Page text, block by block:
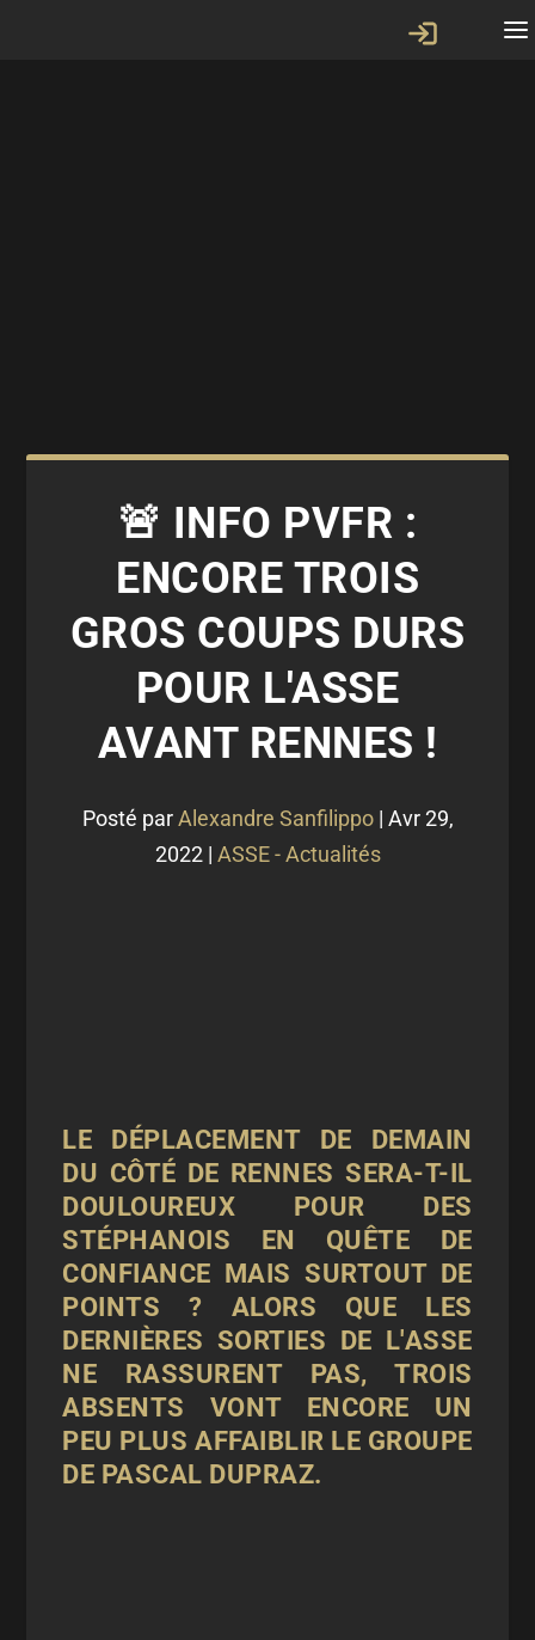
🚨 INFO PVFR :
ENCORE TROIS
GROS COUPS DURS
POUR L'ASSE
AVANT RENNES !
Posté parAlexandre Sanfilippo| Avr 29,
2022| ASSE - Actualités
LE DÉPLACEMENT DE DEMAIN
DU CÔTÉ DE RENNES SERA-T-IL
DOULOUREUX POUR DES
STÉPHANOIS EN QUÊTE DE
CONFIANCE MAIS SURTOUT DE
POINTS ? ALORS QUE LES
DERNIÈRES SORTIES DE L'ASSE
NE RASSURENT PAS, TROIS
ABSENTS VONT ENCORE UN
PEU PLUS AFFAIBLIR LE GROUPE
DE PASCAL DUPRAZ.